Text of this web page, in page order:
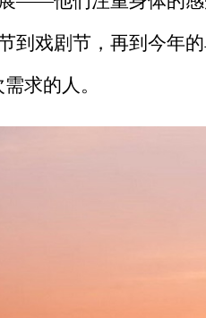
到戏剧节，再到今年
求的人。